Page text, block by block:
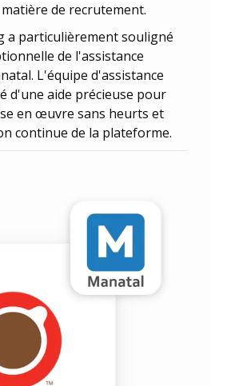
de recrutement.
a particulièrement souligné
de l'assistance
L'équipe d'assistance
d'une aide précieuse pour
en œuvre sans heurts et
continue de la plateforme.